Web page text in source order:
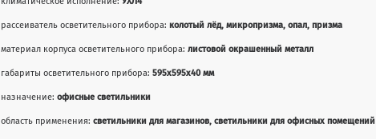
рассеиватель осветительного прибора: колотый лёд, микропризма, опал, призма
материал корпуса осветительного прибора: листовой окрашенный металл
габариты осветительного прибора: 595х595х40 мм
назначение: офисные светильники
область применения: светильники для магазинов, светильники для офисных помещений